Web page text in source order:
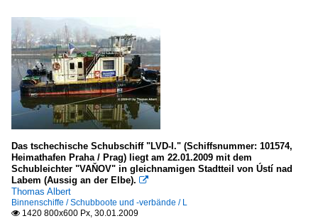
Das tschechische Schubschiff "LVD-I." (Schiffsnummer: 101574,
Heimathafen Praha / Prag) liegt am 22.01.2009 mit dem
Schubleichter "VAŇOV" in gleichnamigen Stadtteil von Ústí nad
Labem (Aussig an der Elbe). 
Thomas Albert
Binnenschiffe / Schubboote und -verbände / L
 1420 800x600 Px, 30.01.2009